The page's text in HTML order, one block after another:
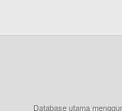
Database utama